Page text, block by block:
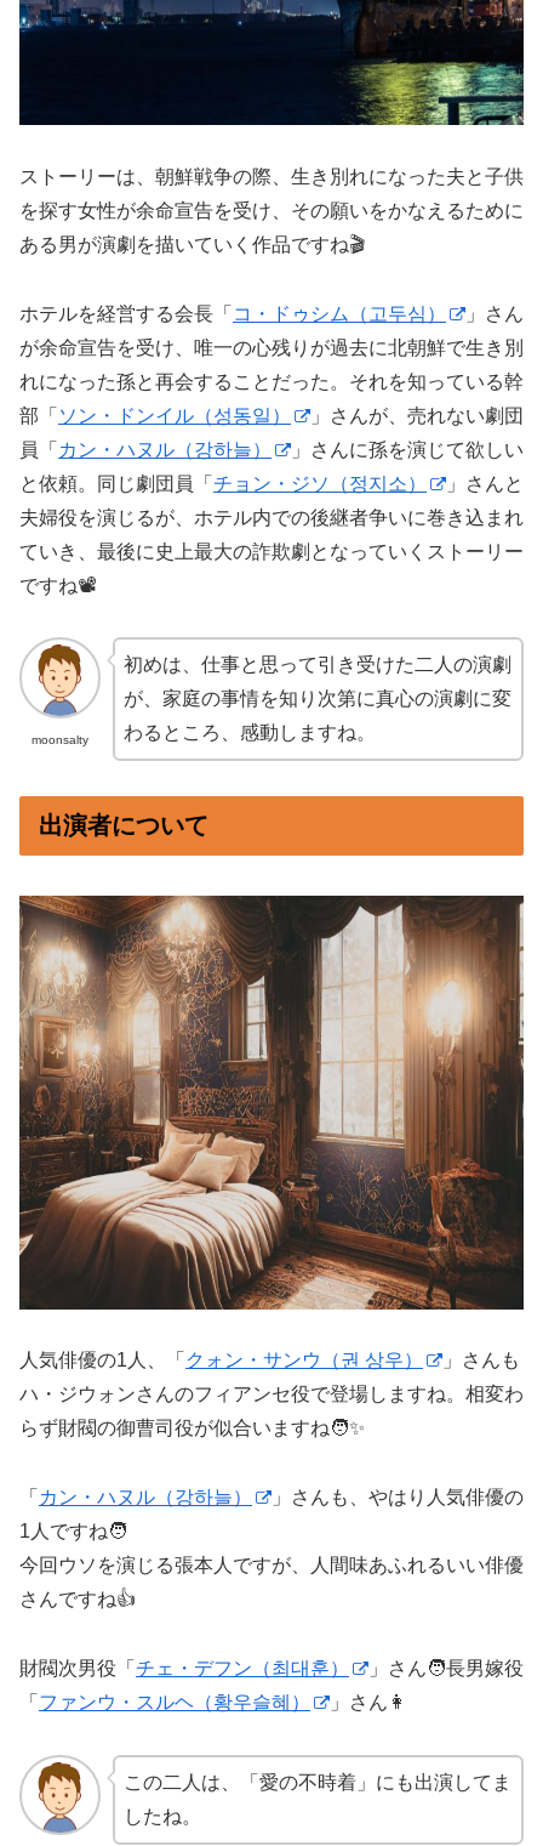
ストーリーは、朝鮮戦争の際、生き別れになった夫と子供
を探す女性が余命宣告を受け、その願いをかなえるために
ある男が演劇を描いていく作品ですね🎬
ホテルを経営する会長「 コ・ドゥシム（고두심）
」さん
が余命宣告を受け、唯一の心残りが過去に北朝鮮で生き別
れになった孫と再会することだった。それを知っている幹
部「 ソン・ドンイル（성동일）
」さんが、売れない劇団
員「 カン・ハヌル（강하늘）
」さんに孫を演じて欲しい
と依頼。同じ劇団員「 チョン・ジソ（정지소）
」さんと
夫婦役を演じるが、ホテル内での後継者争いに巻き込まれ
ていき、最後に史上最大の詐欺劇となっていくストーリー
ですね📽
moonsalty
初めは、仕事と思って引き受けた二人の演劇
が、家庭の事情を知り次第に真心の演劇に変
わるところ、感動しますね。
出演者について
人気俳優の1人、「 クォン・サンウ（권 상우）
」さんも
ハ・ジウォンさんのフィアンセ役で登場しますね。相変わ
らず財閥の御曹司役が似合いますね🧑✨
「 カン・ハヌル（강하늘）
」さんも、やはり人気俳優の
1人ですね🧑
今回ウソを演じる張本人ですが、人間味あふれるいい俳優
さんですね👍
財閥次男役「 チェ・デフン（최대훈）
」さん🧑長男嫁役
「 ファンウ・スルヘ（황우슬혜） 」さん👩
この二人は、「愛の不時着」にも出演してま
したね。